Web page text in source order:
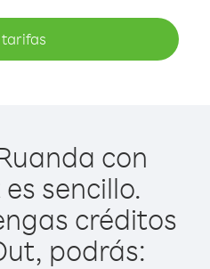
tarifas
con
sencillo.
créditos
podrás: